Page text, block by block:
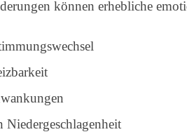
können erhebliche
Niedergeschlagenheit